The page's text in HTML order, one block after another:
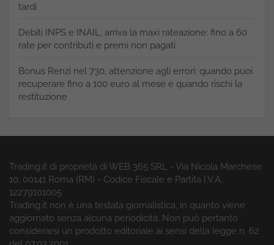
tardi
Debiti INPS e INAIL, arriva la maxi rateazione: fino a 60
rate per contributi e premi non pagati
Bonus Renzi nel 730, attenzione agli errori: quando puoi
recuperare fino a 100 euro al mese e quando rischi la
restituzione
Trading.it di proprietà di WEB 365 SRL - Via Nicola Marchese
10, 00141 Roma (RM) - Codice Fiscale e Partita I.V.A.
12279101005
Trading.it non è una testata giornalistica, in quanto viene
aggiornato senza alcuna periodicità. Non può pertanto
considerarsi un prodotto editoriale ai sensi della legge n. 62